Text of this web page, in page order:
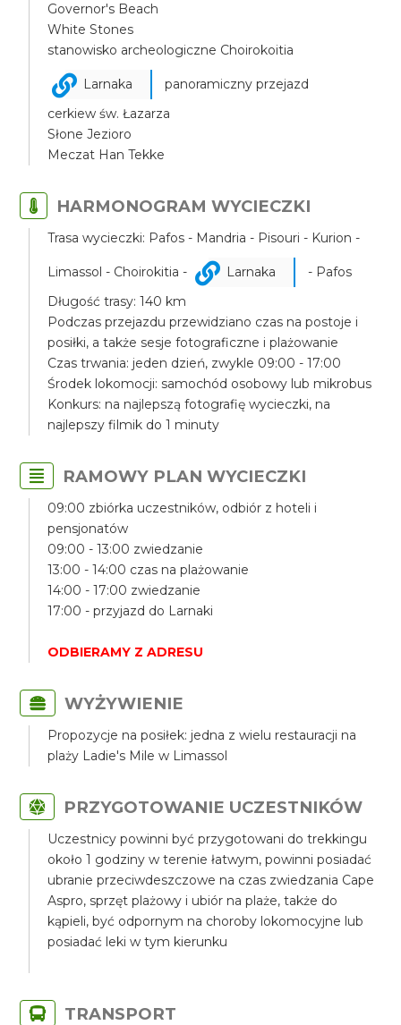
Governor's Beach
White Stones
stanowisko archeologiczne Choirokoitia
Larnaka
panoramiczny przejazd
cerkiew św. Łazarza
Słone Jezioro
Meczat Han Tekke
HARMONOGRAM WYCIECZKI
Trasa wycieczki: Pafos - Mandria - Pisouri - Kurion -
Limassol - Choirokitia - Larnaka
- Pafos
Długość trasy: 140 km
Podczas przejazdu przewidziano czas na postoje i
posiłki, a także sesje fotograficzne i plażowanie
Czas trwania: jeden dzień, zwykle 09:00 - 17:00
Środek lokomocji: samochód osobowy lub mikrobus
Konkurs: na najlepszą fotografię wycieczki, na
najlepszy filmik do 1 minuty
RAMOWY PLAN WYCIECZKI
09:00 zbiórka uczestników, odbiór z hoteli i
pensjonatów
09:00 - 13:00 zwiedzanie
13:00 - 14:00 czas na plażowanie
14:00 - 17:00 zwiedzanie
17:00 - przyjazd do Larnaki
ODBIERAMY Z ADRESU
WYŻYWIENIE
Propozycje na posiłek: jedna z wielu restauracji na
plaży Ladie's Mile w Limassol
PRZYGOTOWANIE UCZESTNIKÓW
Uczestnicy powinni być przygotowani do trekkingu
około 1 godziny w terenie łatwym, powinni posiadać
ubranie przeciwdeszczowe na czas zwiedzania Cape
Aspro, sprzęt plażowy i ubiór na plaże, także do
kąpieli, być odpornym na choroby lokomocyjne lub
posiadać leki w tym kierunku
TRANSPORT